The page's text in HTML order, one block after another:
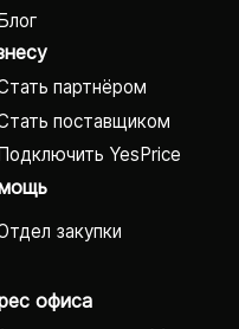
партнёром
поставщиком
YesPrice
закупки
офиса